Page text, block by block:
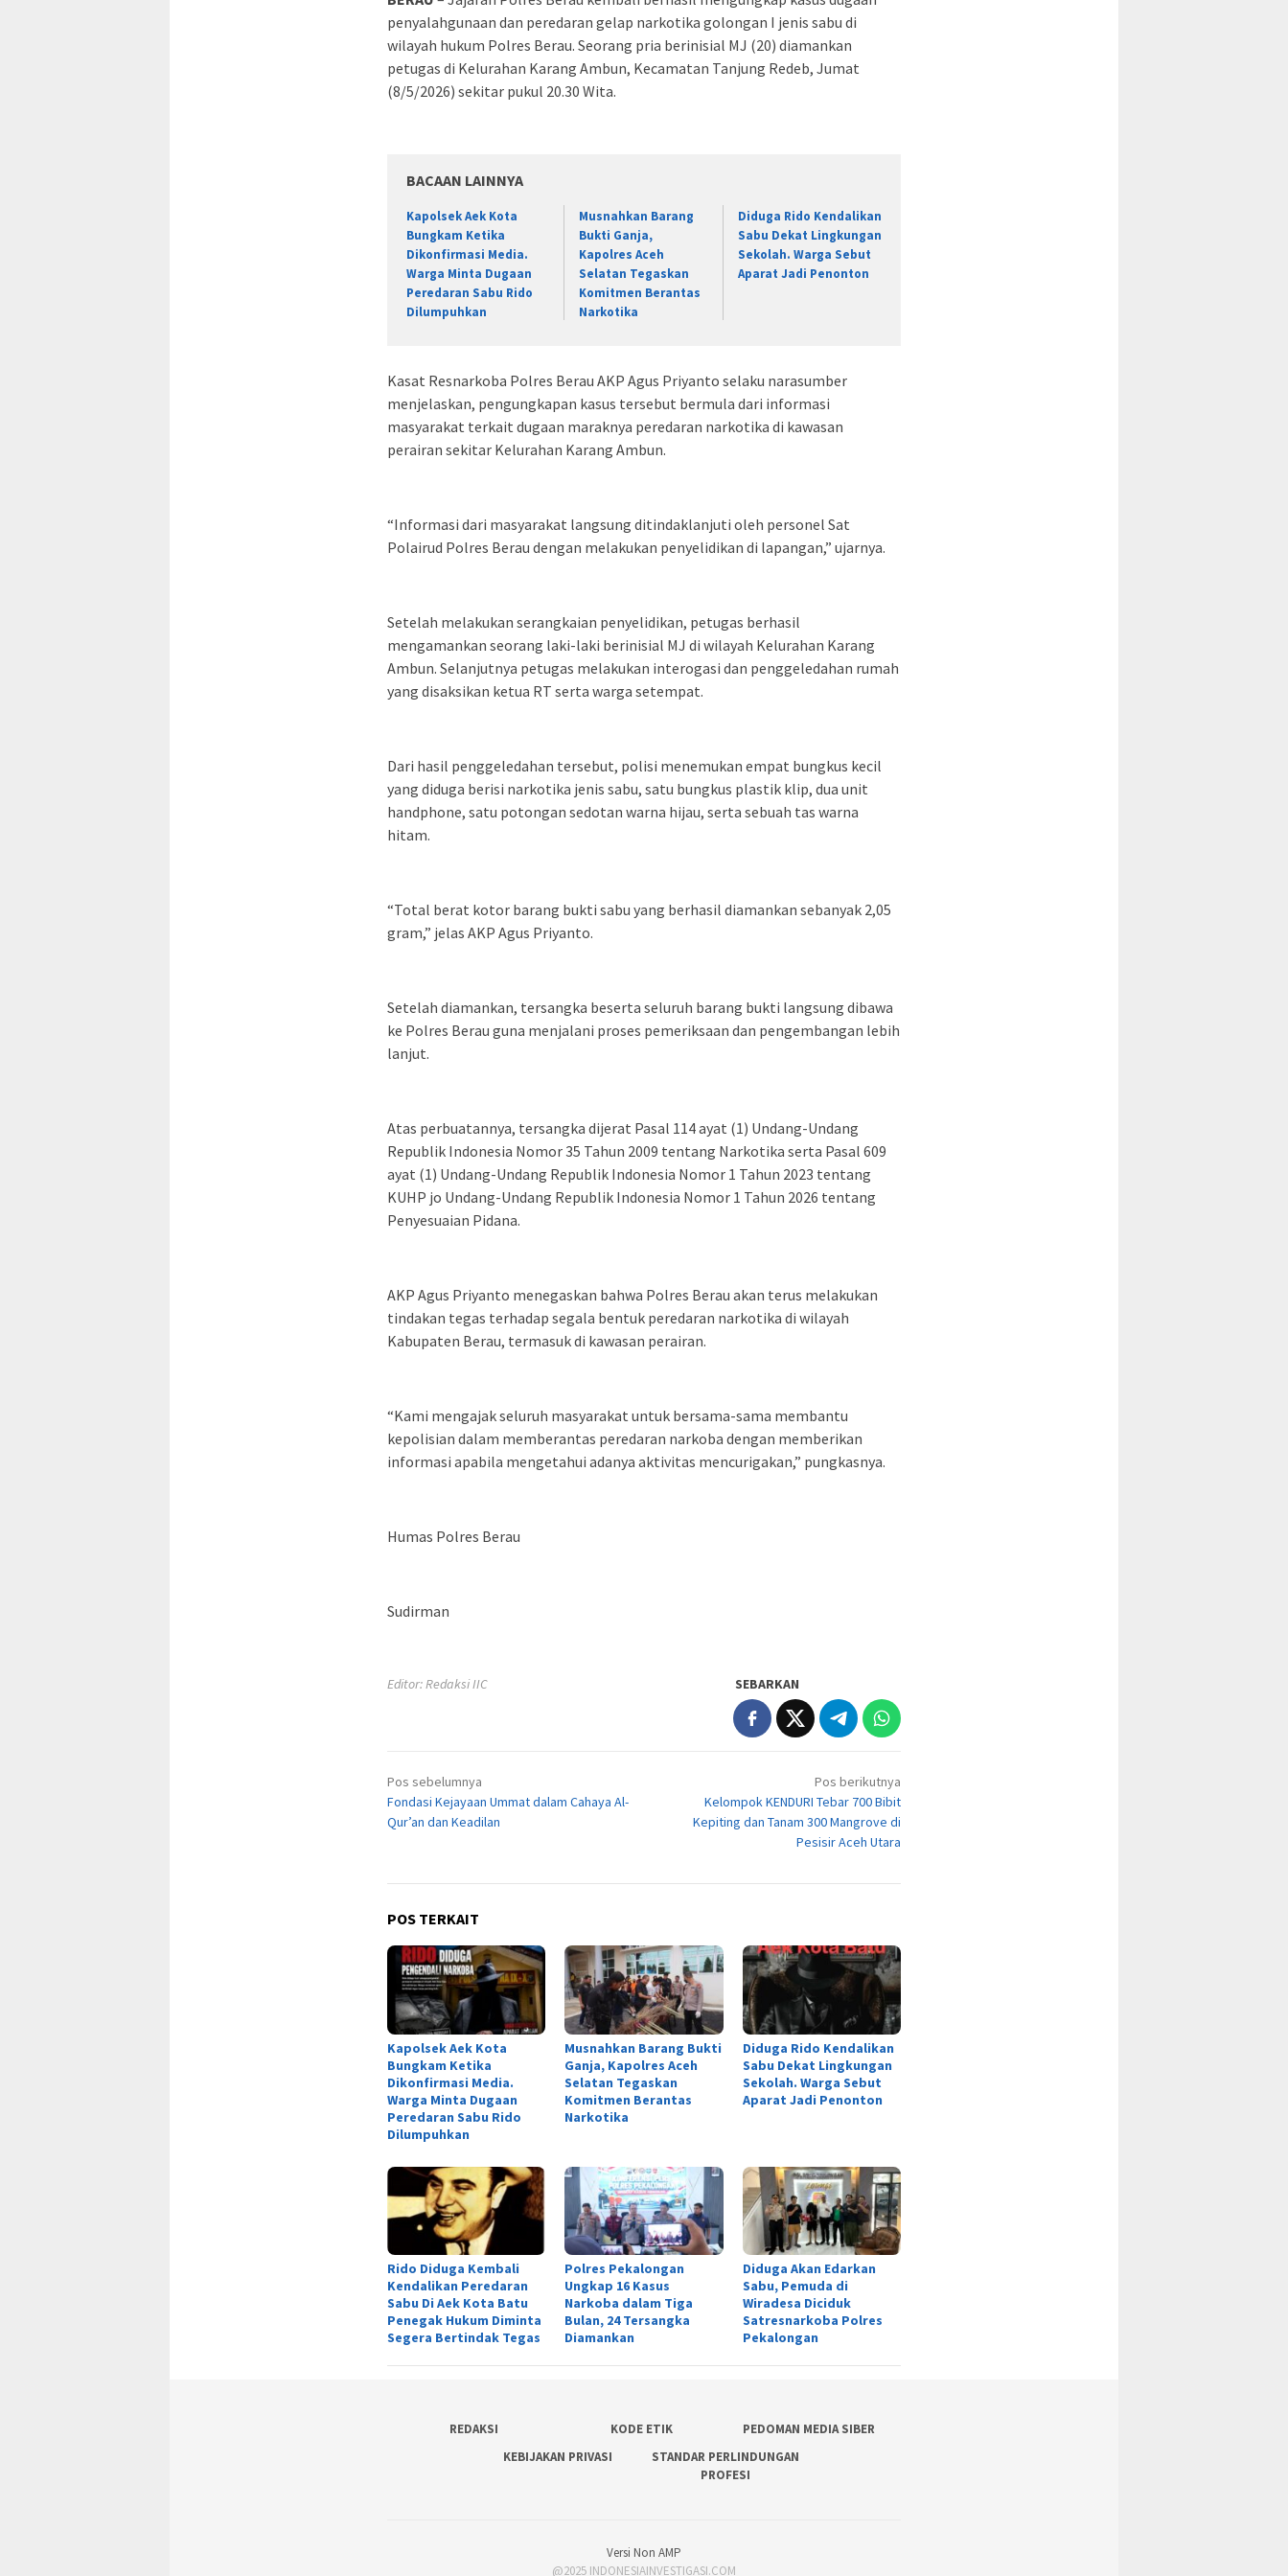
penyalahgunaan dan peredaran gelap narkotika golongan I jenis sabu di
wilayah hukum Polres Berau. Seorang pria berinisial MJ (20) diamankan
petugas di Kelurahan Karang Ambun, Kecamatan Tanjung Redeb, Jumat
(8/5/2026) sekitar pukul 20.30 Wita.
BACAAN LAINNYA
Kapolsek Aek Kota
Bungkam Ketika
Dikonfirmasi Media.
Warga Minta Dugaan
Peredaran Sabu Rido
Dilumpuhkan
Musnahkan Barang
Bukti Ganja,
Kapolres Aceh
Selatan Tegaskan
Komitmen Berantas
Narkotika
Diduga Rido Kendalikan
Sabu Dekat Lingkungan
Sekolah. Warga Sebut
Aparat Jadi Penonton
Kasat Resnarkoba Polres Berau AKP Agus Priyanto selaku narasumber
menjelaskan, pengungkapan kasus tersebut bermula dari informasi
masyarakat terkait dugaan maraknya peredaran narkotika di kawasan
perairan sekitar Kelurahan Karang Ambun.
“Informasi dari masyarakat langsung ditindaklanjuti oleh personel Sat
Polairud Polres Berau dengan melakukan penyelidikan di lapangan,” ujarnya.
Setelah melakukan serangkaian penyelidikan, petugas berhasil
mengamankan seorang laki-laki berinisial MJ di wilayah Kelurahan Karang
Ambun. Selanjutnya petugas melakukan interogasi dan penggeledahan rumah
yang disaksikan ketua RT serta warga setempat.
Dari hasil penggeledahan tersebut, polisi menemukan empat bungkus kecil
yang diduga berisi narkotika jenis sabu, satu bungkus plastik klip, dua unit
handphone, satu potongan sedotan warna hijau, serta sebuah tas warna
hitam.
“Total berat kotor barang bukti sabu yang berhasil diamankan sebanyak 2,05
gram,” jelas AKP Agus Priyanto.
Setelah diamankan, tersangka beserta seluruh barang bukti langsung dibawa
ke Polres Berau guna menjalani proses pemeriksaan dan pengembangan lebih
lanjut.
Atas perbuatannya, tersangka dijerat Pasal 114 ayat (1) Undang-Undang
Republik Indonesia Nomor 35 Tahun 2009 tentang Narkotika serta Pasal 609
ayat (1) Undang-Undang Republik Indonesia Nomor 1 Tahun 2023 tentang
KUHP jo Undang-Undang Republik Indonesia Nomor 1 Tahun 2026 tentang
Penyesuaian Pidana.
AKP Agus Priyanto menegaskan bahwa Polres Berau akan terus melakukan
tindakan tegas terhadap segala bentuk peredaran narkotika di wilayah
Kabupaten Berau, termasuk di kawasan perairan.
“Kami mengajak seluruh masyarakat untuk bersama-sama membantu
kepolisian dalam memberantas peredaran narkoba dengan memberikan
informasi apabila mengetahui adanya aktivitas mencurigakan,” pungkasnya.
Humas Polres Berau
Sudirman
Editor: Redaksi IIC SEBARKAN
Navigasi
pos
Pos sebelumnya
Fondasi Kejayaan Ummat dalam Cahaya Al-
Qur’an dan Keadilan
Pos berikutnya
Kelompok KENDURI Tebar 700 Bibit
Kepiting dan Tanam 300 Mangrove di
Pesisir Aceh Utara
POS TERKAIT
Kapolsek Aek Kota
Bungkam Ketika
Dikonfirmasi Media.
Warga Minta Dugaan
Peredaran Sabu Rido
Dilumpuhkan
Musnahkan Barang Bukti
Ganja, Kapolres Aceh
Selatan Tegaskan
Komitmen Berantas
Narkotika
Diduga Rido Kendalikan
Sabu Dekat Lingkungan
Sekolah. Warga Sebut
Aparat Jadi Penonton
Rido Diduga Kembali
Kendalikan Peredaran
Sabu Di Aek Kota Batu
Penegak Hukum Diminta
Segera Bertindak Tegas
Polres Pekalongan
Ungkap 16 Kasus
Narkoba dalam Tiga
Bulan, 24 Tersangka
Diamankan
Diduga Akan Edarkan
Sabu, Pemuda di
Wiradesa Diciduk
Satresnarkoba Polres
Pekalongan
REDAKSI KODE ETIK
PEDOMAN MEDIA SIBER
KEBIJAKAN PRIVASI
STANDAR PERLINDUNGAN
PROFESI
Versi Non AMP
@2025 INDONESIAINVESTIGASI.COM